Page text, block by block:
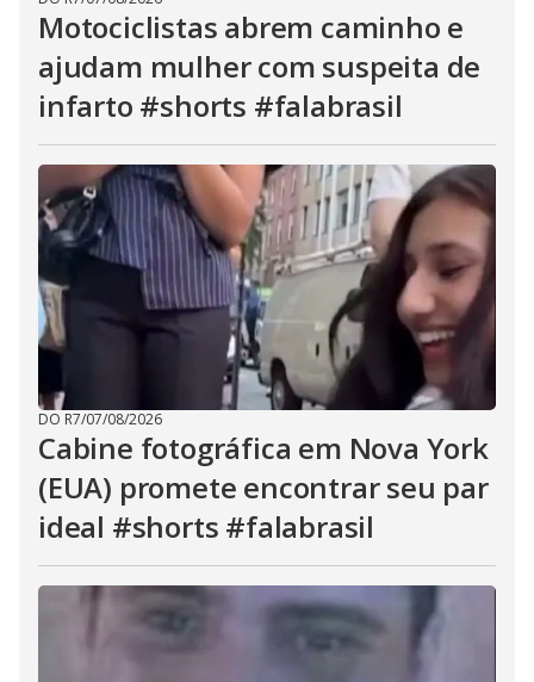
Motociclistas abrem caminho e
ajudam mulher com suspeita de
infarto #shorts #falabrasil
DO R7/07/08/2026
Cabine fotográfica em Nova York
(EUA) promete encontrar seu par
ideal #shorts #falabrasil